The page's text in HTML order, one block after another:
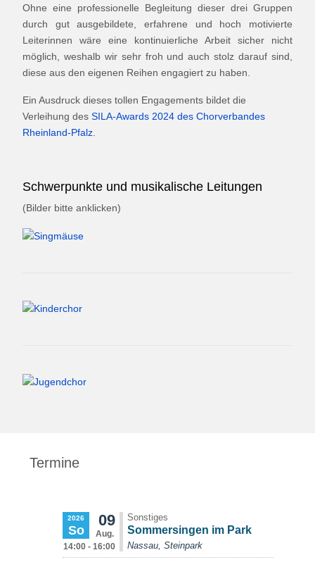
Ohne eine professionelle Begleitung dieser drei Gruppen
durch gut ausgebildete, erfahrene und hoch motivierte
Leiterinnen wäre eine kontinuierliche Arbeit sicher nicht
möglich, weshalb wir sehr froh und auch stolz darauf sind,
diese aus den eigenen Reihen engagiert zu haben.
Ein Ausdruck dieses tollen Engagements bildet die
Verleihung des SILA-Awards 2024 des Chorverbandes
Rheinland-Pfalz
Schwerpunkte und musikalische Leitungen
(Bilder bitte anklicken)
Termine